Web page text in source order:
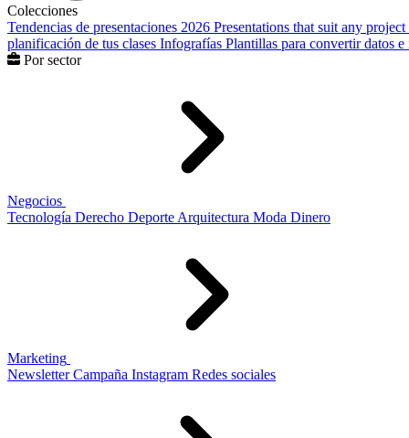
Colecciones
Tendencias de presentaciones 2026 Presentations that suit any project
planificación de tus clases Infografías Plantillas para convertir datos
Por sector
Negocios
Tecnología Derecho Deporte Arquitectura Moda Dinero
Marketing
Newsletter Campaña Instagram Redes sociales